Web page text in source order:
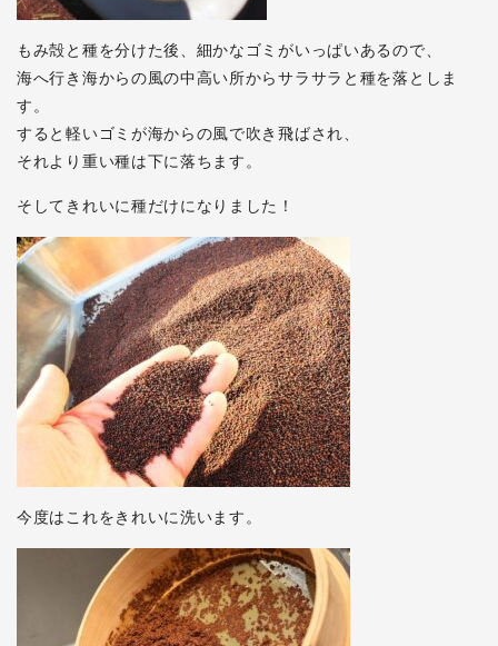
もみ殻と種を分けた後、細かなゴミがいっぱいあるので、
海へ行き海からの風の中高い所からサラサラと種を落としま
す。
すると軽いゴミが海からの風で吹き飛ばされ、
それより重い種は下に落ちます。
そしてきれいに種だけになりました！
今度はこれをきれいに洗います。